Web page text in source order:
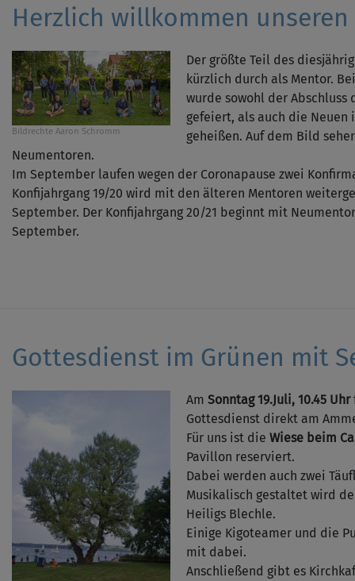
Herzlich willkommen
Bildrechte Aaron Schromm
Der größte Teil des
kürzlich durch als Mentor.
wurde sowohl der Abschluss
gefeiert, als auch die
geheißen. Auf dem Bild
Neumentoren.
Im September laufen wegen der Coronapause zwei
Konfijahrgang 19/20 wird mit den älteren Mentoren
September. Der Konfijahrgang 20/21 beginnt mit
September.
Gottesdienst im Grünen mit
Am Sonntag 19.Juli, 10.45 Uhr
Gottesdienst direkt am
Für uns ist die Wiese beim
Pavillon reserviert.
Dabei werden auch zwei
Musikalisch gestaltet wird
Heiligs Blechle.
Einige Kigoteamer und die
mit dabei.
Anschließend gibt es